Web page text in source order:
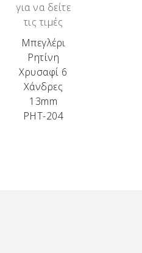
για να δείτε
τις τιμές
Μπεγλέρι
Ρητίνη
Χρυσαφί 6
Χάνδρες
13mm
ΡΗΤ-204